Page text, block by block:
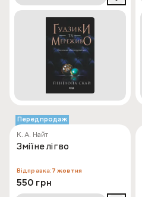
Передпродаж
К. А. Найт
Зміїне лігво
Відправка:7 жовтня
550 грн